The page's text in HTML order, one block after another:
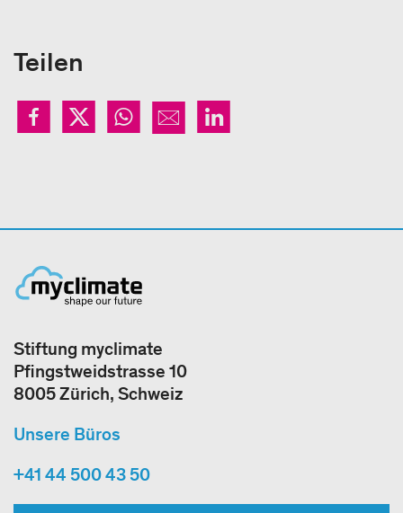
Teilen
Stiftung myclimate
Pfingstweidstrasse 10
8005 Zürich, Schweiz
Unsere Büros
+41 44 500 43 50